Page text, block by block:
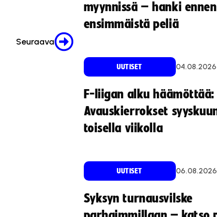
Seuraava
myynnissä – hanki ennen
ensimmäistä peliä
UUTISET 04.08.2026
F-liigan alku häämöttää:
Avauskierrokset
toisella viikolla
UUTISET 06.08.2026
Syksyn turnausvilske